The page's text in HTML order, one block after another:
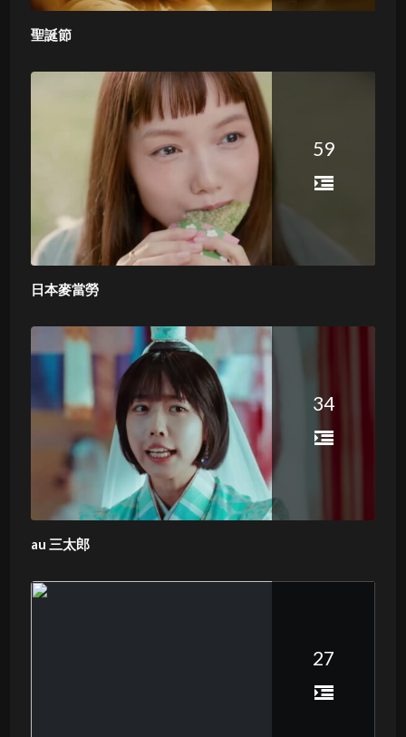
聖誕節
59
日本麥當勞
34
au 三太郎
27